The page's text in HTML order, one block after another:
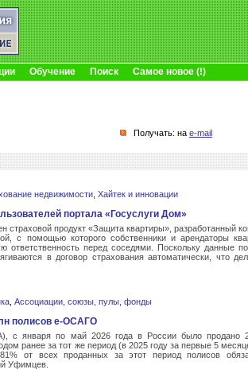
Обучение Поиск Самое новое (!)
Получать: на e-mail
недвижимости Хайтек и инновации
портала «Госуслуги Дом»
страховой продукт «Защита квартиры», разработанный
с помощью которого собственники и арендаторы
ответственность перед соседями. Поскольку данные
в договор страхования автоматически, что
Ассоциации, союзы, пулы, фонды
полисов е-ОСАГО
с января по май 2026 года в России было продано
ранее за тот же период (в 2025 году за первые 5
от всех проданных за этот период полисов
Уфимцев.